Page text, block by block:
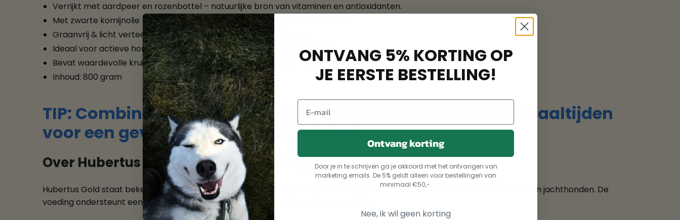
Verrijkt met aardpeer en rozenbottel – natuurlijke bron van vitaminen en antioxidanten.
Met zwarte komijnolie – ondersteunt een gezonde huid en glanzende vacht.
Graanvrij & licht verteerbaar – vriendelijk voor gevoelige magen.
Ideaal voor actieve honden en jachthonden – voor energie en vitaliteit.
Bevat waardevolle kruiden en mineralen – voor een complete, natuurlijke maaltijd.
Inhoud: 800 gram
TIP: Combineer met Hubertus Gold brokken of andere blikmaaltijden
voor een gevarieerd en compleet dieet.
Over Hubertus Gold – Premium voeding voor actieve honden
Hubertus Gold staat bekend om zijn hoogwaardige en natuurlijke hondenvoeding, speciaal ontwikkeld voor actieve honden en jachthonden. De
voeding ondersteunt een sterke conditie, een gezonde huid en een glanzende vacht.
ONTVANG 5% KORTING OP
JE EERSTE BESTELLING!
Ontvang korting
Door je in te schrijven ga je akkoord met het ontvangen van
marketing emails. De 5% geldt alleen voor bestellingen van
minimaal €50,-.
Nee, ik wil geen korting